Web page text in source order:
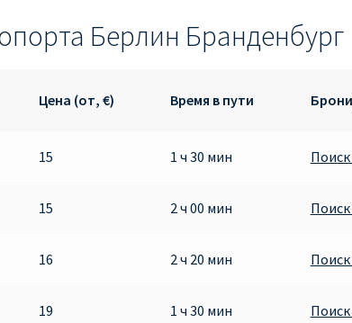
Берлин Бранденбург
Цена (от, €) Время в пути
15 1 ч 30 мин
15 2 ч 00 мин
16 2 ч 20 мин
19 1 ч 30 мин